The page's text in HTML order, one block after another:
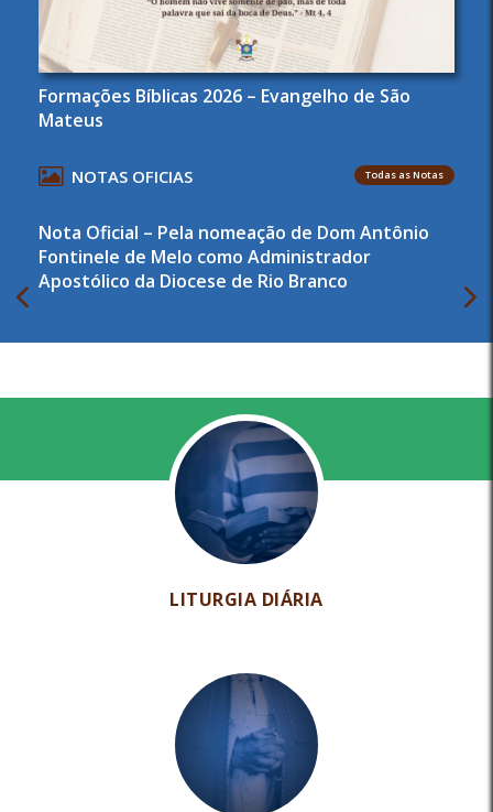
Formações Bíblicas 2026 – Evangelho de São
Mateus
NOTAS OFICIAS Todas as Notas
Nota Oficial – Pela nomeação de Dom Antônio
Fontinele de Melo como Administrador
Apostólico da Diocese de Rio Branco
LITURGIA DIÁRIA